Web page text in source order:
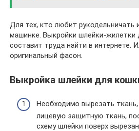
Для тех, кто любит рукодельничать
машинке. Выкройки шлейки-жилетки
составит труда найти в интернете.
оригинальный фасон.
Выкройка шлейки для
Необходимо вырезать
лицевую защитную ткань,
схему шлейки поверх